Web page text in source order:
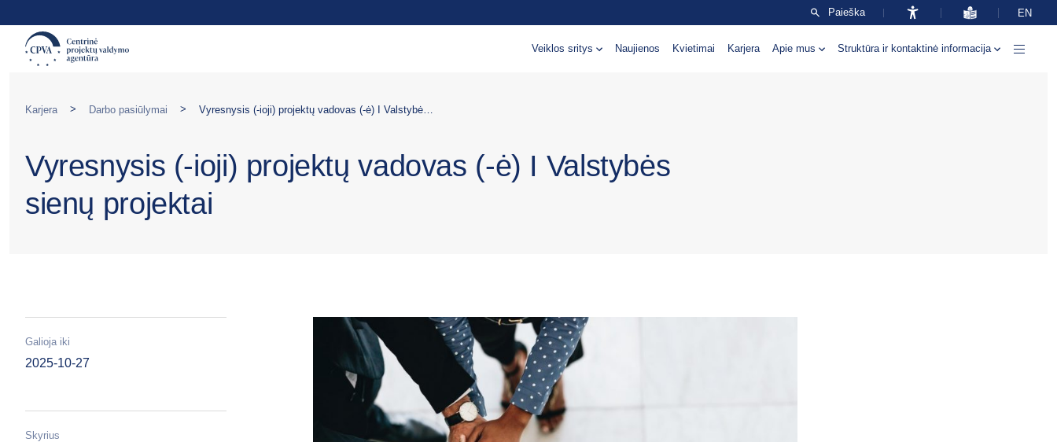
Paieška EN
Veiklos sritys Naujienos Kvietimai Karjera Apie mus Struktūra ir kontaktinė informacija
Karjera > Darbo pasiūlymai >
Vyresnysis (-ioji) projektų vadovas (-ė) I Valstybės
sienų projektai
Galioja iki
2025-10-27
Skyrius